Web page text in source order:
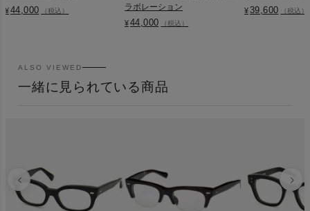
¥44,000 （税込）
ラボレーション
¥44,000 （税込）
¥ 39,600 （税込）
ALSO VIEWED
一緒に見られている商品